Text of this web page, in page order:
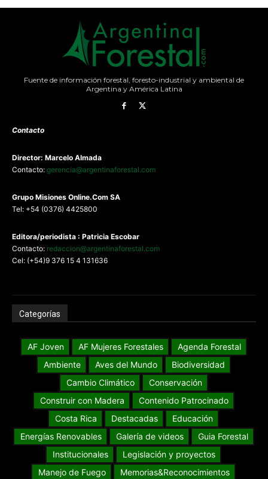
Fuente de información forestal, foresto-industrial y ambiental de
Argentina y América Latina
Contacto
Director: Marcelo Almada
Contacto: gerencia@argentinaforestal.com
Grupo Misiones Online.Com SA
Tel: +54 (0376) 4425800
Editora/periodista : Patricia Escobar
Contacto: redaccion@argentinaforestal.com
Cel: (+54)9 376 15 4 131636
Categorías
AF Joven AF Mujeres Forestales
Agenda Forestal
Ambiente
Aves del Mundo
Biodiversidad
Cambio Climático
Conservación
Construir con Madera
Contenido Patrocinado
Costa Rica
Destacadas
Educación
Energías Renovables
Galería de videos
Guia Forestal
Institucionales
Legislación y proyectos
Manejo de Fuego
Memorias&Reconocimientos